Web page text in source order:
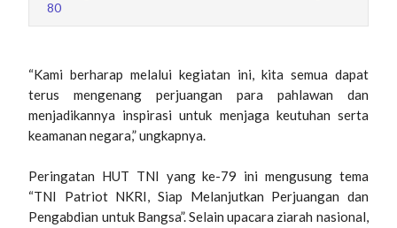
80
“Kami berharap melalui kegiatan ini, kita semua dapat
terus mengenang perjuangan para pahlawan dan
menjadikannya inspirasi untuk menjaga keutuhan serta
keamanan negara,” ungkapnya.
Peringatan HUT TNI yang ke-79 ini mengusung tema
“TNI Patriot NKRI, Siap Melanjutkan Perjuangan dan
Pengabdian untuk Bangsa”. Selain upacara ziarah nasional,